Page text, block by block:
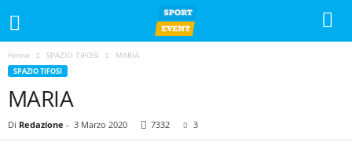
Home SPAZIO TIFOSI MARIA
SPAZIO TIFOSI
MARIA
Di Redazione - 3 Marzo 2020 7332 3